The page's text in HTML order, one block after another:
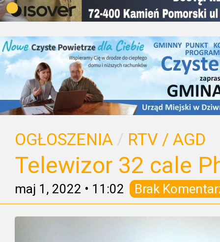
OGŁOSZENIA / RTV / AGD
Telewizor 32 cale
maj 1, 2022 • 11:02 Brak